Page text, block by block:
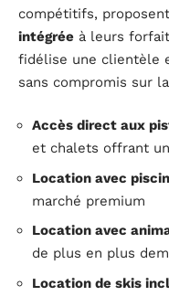
compétitifs,
intégrée à leurs
fidélise une clientèle
sans compromis sur
Accès direct aux
et chalets offrant
Location avec
marché premium
Location avec
de plus en plus
Location de skis